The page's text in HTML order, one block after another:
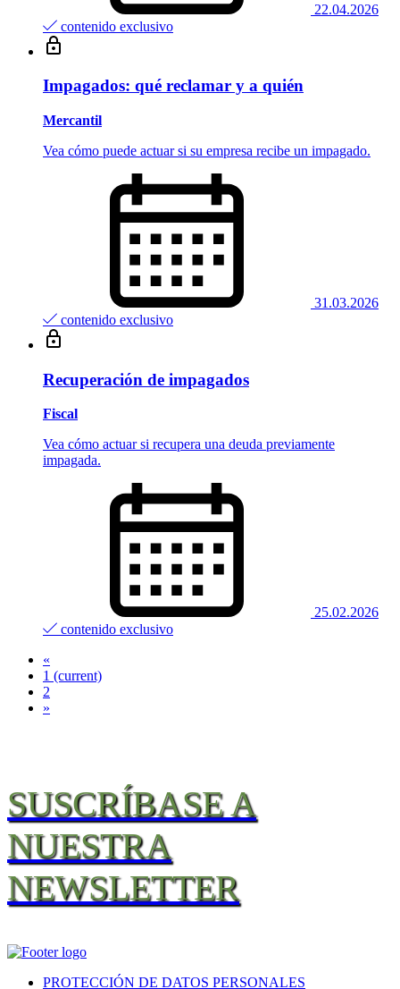
22.04.2026
contenido exclusivo
Impagados: qué reclamar y a quién
Mercantil
Vea cómo puede actuar si su empresa recibe un impagado.
31.03.2026
contenido exclusivo
Recuperación de impagados
Fiscal
Vea cómo actuar si recupera una deuda previamente
impagada.
25.02.2026
contenido exclusivo
«
1 (current)
2
»
SUSCRÍBASE A
NUESTRA
NEWSLETTER
PROTECCIÓN DE DATOS PERSONALES